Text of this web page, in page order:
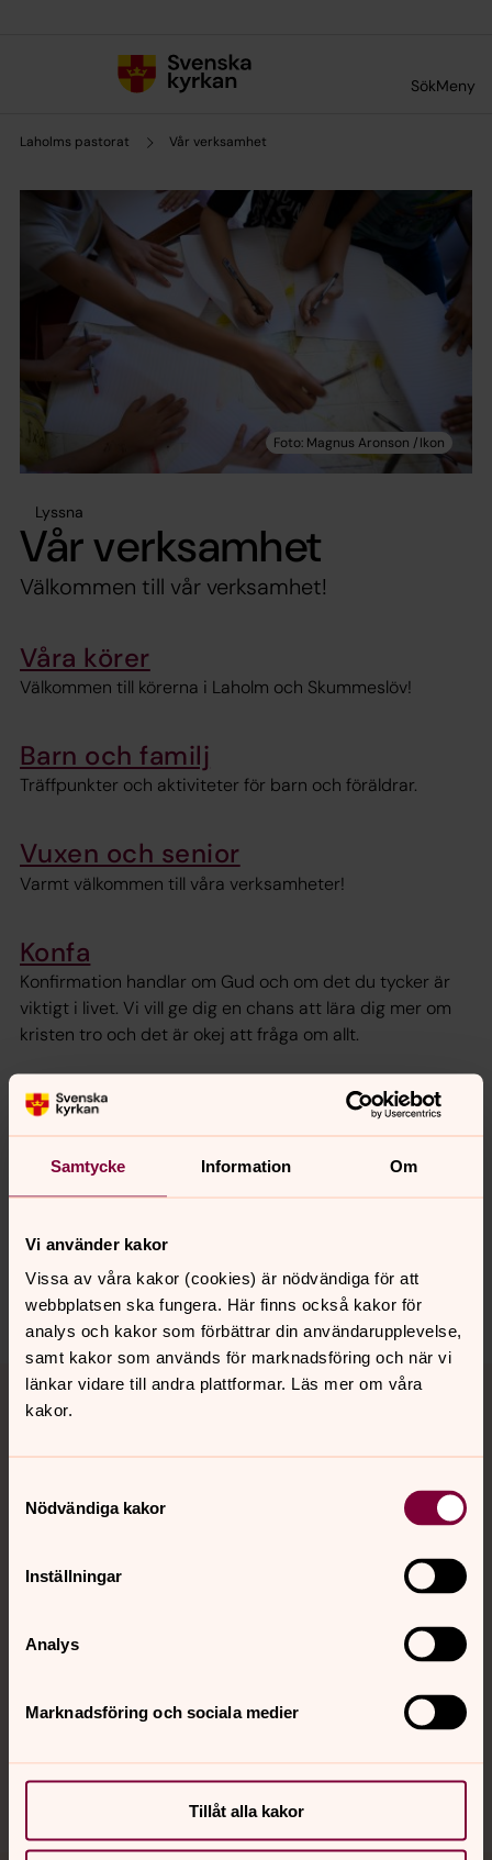
Samtycke Information Om
Vi använder kakor
Vissa av våra kakor (cookies) är nödvändiga för att
webbplatsen ska fungera. Här finns också kakor för
analys och kakor som förbättrar din användarupplevelse,
samt kakor som används för marknadsföring och när vi
länkar vidare till andra plattformar. Läs mer om våra
kakor.
Nödvändiga kakor
Inställningar
Analys
Marknadsföring och sociala medier
Tillåt alla kakor
SökMeny
Laholms pastorat Vår verksamhet
Lyssna
Vår verksamhet
Välkommen till vår verksamhet!
Våra körer
Välkommen till körerna i Laholm och Skummeslöv!
Barn och familj
Träffpunkter och aktiviteter för barn och föräldrar.
Vuxen och senior
Varmt välkommen till våra verksamheter!
Konfa
Konfirmation handlar om Gud och om det du tycker är
viktigt i livet. Vi vill ge dig en chans att lära dig mer om
kristen tro och det är okej att fråga om allt.
Senast ändrad 20 augusti 2025
Synpunkter eller frågor på sidans
innehåll?
Tillbaka till toppen
Tillbaka till innehållet
Kalender
Hitta snabbt